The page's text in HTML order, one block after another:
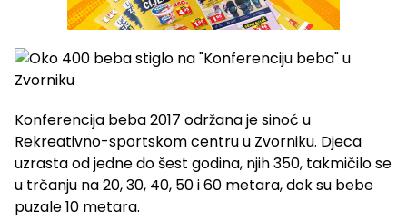
Konferencija beba 2017 održana je sinoć u
Rekreativno-sportskom centru u Zvorniku. Djeca
uzrasta od jedne do šest godina, njih 350, takmičilo se
u trčanju na 20, 30, 40, 50 i 60 metara, dok su bebe
puzale 10 metara.